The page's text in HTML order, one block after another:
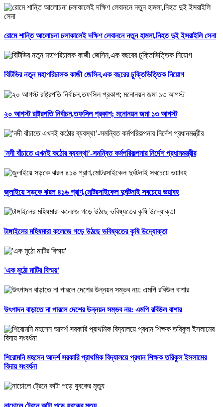
রোমে শান্তি আলোচনা চলাকালেই দক্ষিণ লেবাননে নতুন হামলা,নিহত দুই ইসরাইলি সেনা
বিটিভির নতুন মহাপরিচালক কাজী জেসিন,এক বছরের চুক্তিভিত্তিক নিয়োগ
২০ আগস্ট রাষ্ট্রপতি নির্বাচন,তফসিল প্রকাশ; মনোনয়ন জমা ১৩ আগস্ট
'নদী বাঁচাতে এখনই কঠোর ব্যবস্থা’-সমন্বিত কর্মপরিকল্পনার নির্দেশ প্রধানমন্ত্রীর
জুলাইয়ে সড়কে ঝরল ৪১৬ প্রাণ,মোটরসাইকেল দুর্ঘটনাই সবচেয়ে ভয়াবহ
টাঙ্গাইলের মহিষমারা কলেজে গড়ে উঠছে ভবিষ্যতের কৃষি উদ্যোক্তা
'এক মুঠো মাটির বিস্ময়'
উৎপাদন বাড়াতে না পারলে দেশের উন্নয়ন সম্ভব নয়: এমপি রবিউল বাশার
শিরোমনি মহসেন আদর্শ সরকারি প্রাথমিক বিদ্যালয়ে প্রধান শিক্ষক তরিকুল ইসলামের
বিদায় সংবর্ধনা